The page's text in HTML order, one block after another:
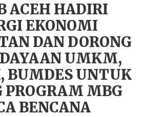
ACEH HADIRI
EKONOMI
DAN DORONG
UMKM,
BUMDES UNTUK
PROGRAM MBG
BENCANA